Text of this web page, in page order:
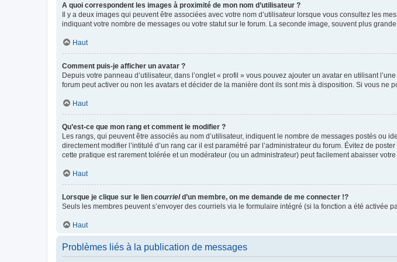
A quoi correspondent les images à proximité de mon nom d’utilisateur ?
Il y a deux images qui peuvent être associées avec votre nom d’utilisateur lorsque vous consultez les
indiquant votre nombre de messages ou votre statut sur le forum. La seconde image, souvent plus
Haut
Comment puis-je afficher un avatar ?
Depuis votre panneau d’utilisateur, dans l’onglet « profil » vous pouvez ajouter un avatar en utilisant
forum peut activer ou non les avatars et décider de la manière dont ils sont mis à disposition. Si vous ne
Haut
Qu’est-ce que mon rang et comment le modifier ?
Les rangs, qui peuvent être associés au nom d’utilisateur, indiquent le nombre de messages postés ou
directement modifier l’intitulé d’un rang car il est paramétré par l’administrateur du forum. Évitez de
cette pratique est rarement tolérée et un modérateur (ou un administrateur) peut facilement abaisser
Haut
Lorsque je clique sur le lien courrield’un membre, on me demande de me connecter !?
Seuls les membres peuvent s’envoyer des courriels via le formulaire intégré (si la fonction a été activée
Haut
Problèmes liés à la publication de messages